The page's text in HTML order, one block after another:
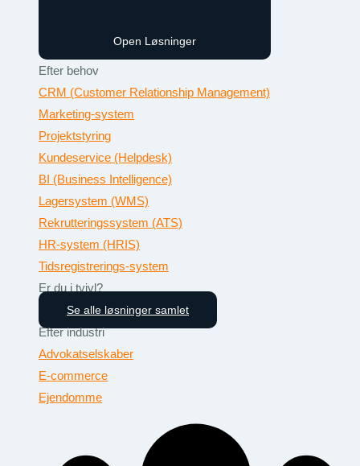
Open Løsninger
Efter behov
CRM (Customer Relationship Management)
Marketing-system
Projektstyring
Kundeservice (Helpdesk)
BI (Business Intelligence)
Lagersystem (WMS)
Rekrutteringssystem (ATS)
HR-system (HRIS)
Tidsregistrerings-system
Er du i tvivl?
Se alle løsninger samlet
Efter industri
Advokatselskaber
E-commerce
Ejendomme